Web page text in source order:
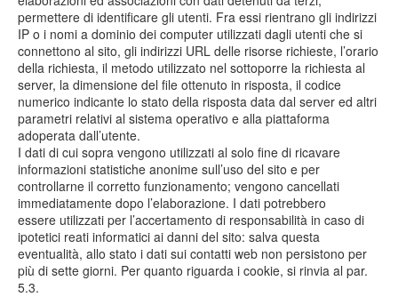
permettere di identificare gli utenti. Fra essi rientrano gli indirizzi
IP o i nomi a dominio dei computer utilizzati dagli utenti che si
connettono al sito, gli indirizzi URL delle risorse richieste, l’orario
della richiesta, il metodo utilizzato nel sottoporre la richiesta al
server, la dimensione del file ottenuto in risposta, il codice
numerico indicante lo stato della risposta data dal server ed altri
parametri relativi al sistema operativo e alla piattaforma
adoperata dall’utente.
I dati di cui sopra vengono utilizzati al solo fine di ricavare
informazioni statistiche anonime sull’uso del sito e per
controllarne il corretto funzionamento; vengono cancellati
immediatamente dopo l’elaborazione. I dati potrebbero
essere utilizzati per l’accertamento di responsabilità in caso di
ipotetici reati informatici ai danni del sito: salva questa
eventualità, allo stato i dati sui contatti web non persistono per
più di sette giorni. Per quanto riguarda i cookie, si rinvia al par.
5.3.